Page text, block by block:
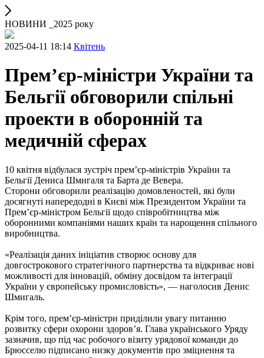
НОВИНИ _2025 року
2025-04-11 18:14 Квітень
Прем’єр-міністри України та
Бельгії обговорили спільні
проекти в оборонній та
медичній сферах
10 квітня відбулася зустріч прем’єр-міністрів України та
Бельгії Дениса Шмигаля та Барта де Вевера.
Сторони обговорили реалізацію домовленостей, які були
досягнуті напередодні в Києві між Президентом України та
Прем’єр-міністром Бельгії щодо співробітництва між
оборонними компаніями наших країн та нарощення спільного
виробництва.
«Реалізація даних ініціатив створює основу для
довгострокового стратегічного партнерства та відкриває нові
можливості для інновацій, обміну досвідом та інтеграції
України у європейську промисловість», — наголосив Денис
Шмигаль.
Крім того, прем’єр-міністри приділили увагу питанню
розвитку сфери охорони здоров’я. Глава українського Уряду
зазначив, що під час робочого візиту урядової команди до
Брюсселю підписано низку документів про зміцнення та